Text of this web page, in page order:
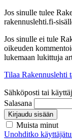
Jos sinulle tulee
rakennuslehti.fi-
Jos sinulle ei tule
oikeuden
lukemaan lukittuja
Tilaa Rakennuslehti
Sähköposti tai
Salasana
Kirjaudu sisään
Muista minut
Unohditko